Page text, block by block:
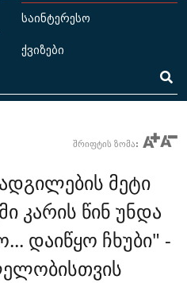
საინტერესო
ქვიზები
შრიფტის ზომა:
მეტი
კარის წინ უნდა
დაიწყო ჩხუბი" -